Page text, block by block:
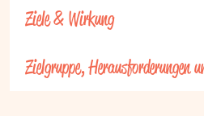
Ziele & Wirkung
Zielgruppe, Herausforderungen